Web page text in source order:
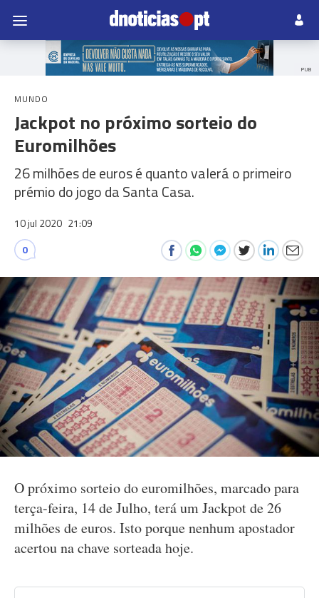
PUB
MUNDO
Jackpot no próximo sorteio do
Euromilhões
26 milhões de euros é quanto valerá o primeiro
prémio do jogo da Santa Casa.
10 jul 2020 21:09
0
O próximo sorteio do euromilhões, marcado para
terça-feira, 14 de Julho, terá um Jackpot de 26
milhões de euros. Isto porque nenhum apostador
acertou na chave sorteada hoje.